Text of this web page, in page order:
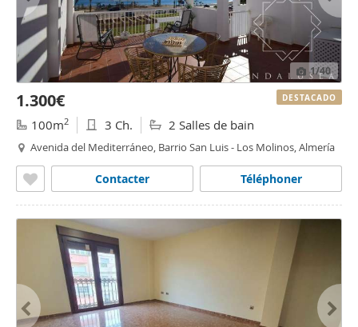
1/40
1.300€
100m2 3 Ch. 2 Salles de bain
Avenida del Mediterráneo, Barrio San Luis - Los Molinos, Almería
Téléphoner
Contacter
DESTACADO